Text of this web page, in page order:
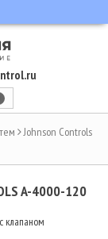
Johnson Controls
A-4000-120
клапаном